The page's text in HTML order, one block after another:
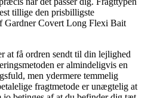
tillige den prisbilligste
Gardner Covert Long Flexi Bait
at få ordren sendt til din lejlighed
er almindeligvis en
men ydermere temmelig
fragtmetode er unægtelig at